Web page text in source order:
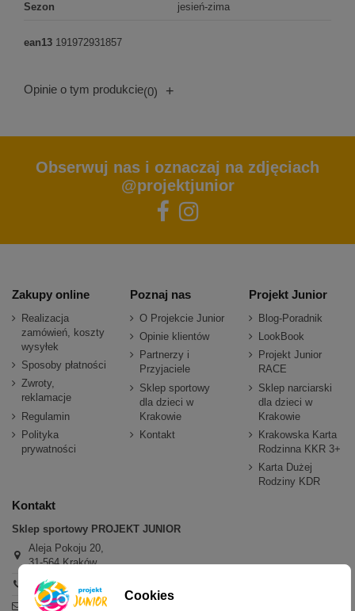
Sezon jesień-zima
ean13 191972931857
Opinie o tym produkcie(0) +
Obserwuj nas i oznaczaj na zdjęciach
@projektjunior
Zakupy online
Realizacja
zamówień, koszty
wysyłek
Sposoby płatności
Zwroty,
reklamacje
Regulamin
Polityka
prywatności
Poznaj nas
O Projekcie Junior
Opinie klientów
Partnerzy i
Przyjaciele
Sklep sportowy
dla dzieci w
Krakowie
Kontakt
Projekt Junior
Blog-Poradnik
LookBook
Projekt Junior
RACE
Sklep narciarski
dla dzieci w
Krakowie
Krakowska Karta
Rodzinna KKR 3+
Karta Dużej
Rodziny KDR
Kontakt
Sklep sportowy PROJEKT JUNIOR
Aleja Pokoju 20,
31-564 Kraków
+48 600 779 897
sklep@projektjunior.pl
Cookies